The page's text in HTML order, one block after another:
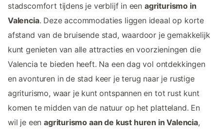
stadscomfort tijdens je verblijf in een agriturismo in
Valencia. Deze accommodaties liggen ideaal op korte
afstand van de bruisende stad, waardoor je gemakkelijk
kunt genieten van alle attracties en voorzieningen die
Valencia te bieden heeft. Na een dag vol ontdekkingen
en avonturen in de stad keer je terug naar je rustige
agriturismo, waar je kunt ontspannen en tot rust kunt
komen te midden van de natuur op het platteland. En
wil je eenagriturismo aan de kust huren in Valencia,